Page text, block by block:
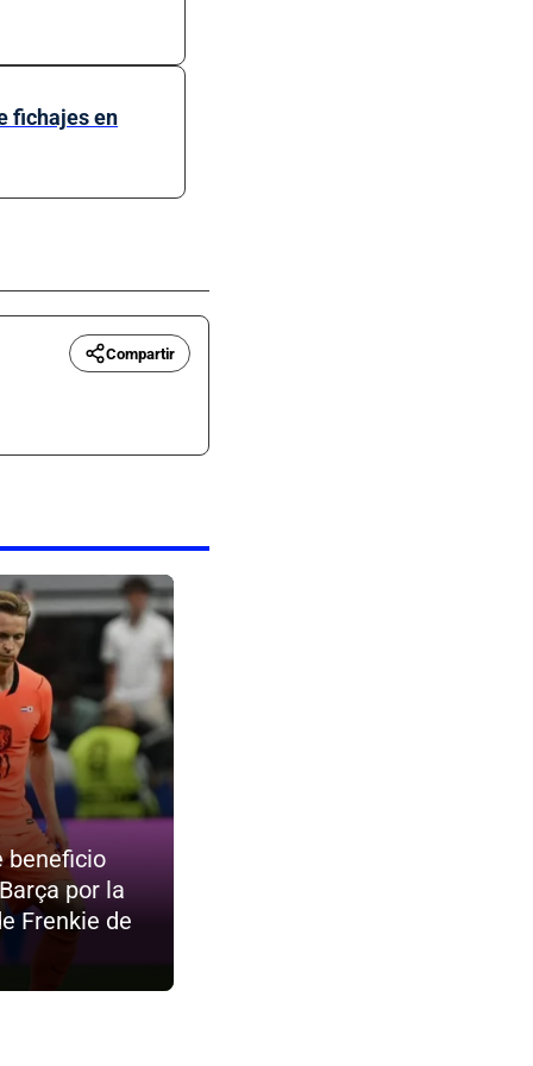
fichajes en
Compartir
beneficio
por la
Frenkie de